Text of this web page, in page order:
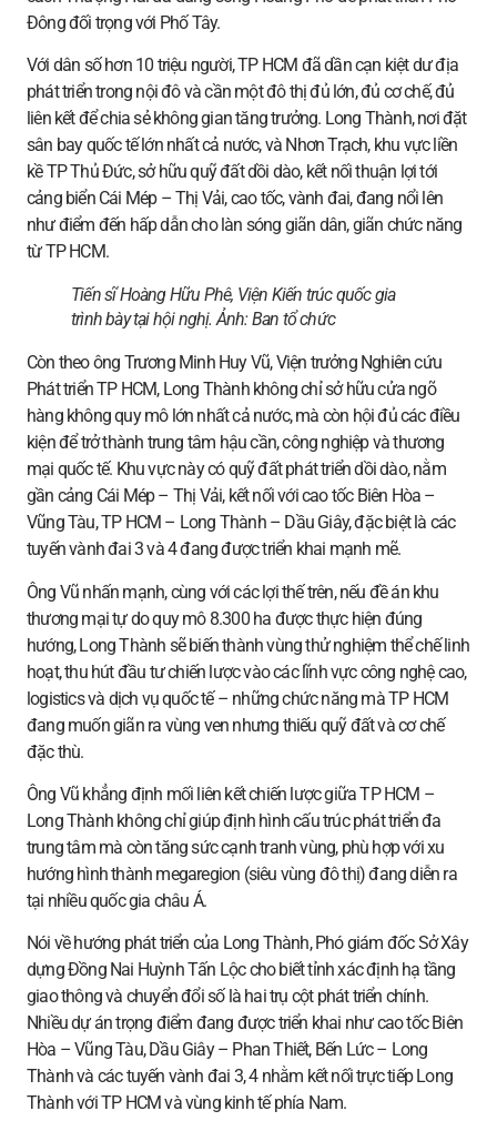
Đông đối trọng với Phố Tây.
Với dân số hơn 10 triệu người, TP HCM đã dần cạn kiệt dư địa
phát triển trong nội đô và cần một đô thị đủ lớn, đủ cơ chế, đủ
liên kết để chia sẻ không gian tăng trưởng. Long Thành, nơi đặt
sân bay quốc tế lớn nhất cả nước, và Nhơn Trạch, khu vực liền
kề TP Thủ Đức, sở hữu quỹ đất dồi dào, kết nối thuận lợi tới
cảng biển Cái Mép – Thị Vải, cao tốc, vành đai, đang nổi lên
như điểm đến hấp dẫn cho làn sóng giãn dân, giãn chức năng
từ TP HCM.
Tiến sĩ Hoàng Hữu Phê, Viện Kiến trúc quốc gia
trình bày tại hội nghị. Ảnh:Ban tổ chức
Còn theo ông Trương Minh Huy Vũ, Viện trưởng Nghiên cứu
Phát triển TP HCM, Long Thành không chỉ sở hữu cửa ngõ
hàng không quy mô lớn nhất cả nước, mà còn hội đủ các điều
kiện để trở thành trung tâm hậu cần, công nghiệp và thương
mại quốc tế. Khu vực này có quỹ đất phát triển dồi dào, nằm
gần cảng Cái Mép – Thị Vải, kết nối với cao tốc Biên Hòa –
Vũng Tàu, TP HCM – Long Thành – Dầu Giây, đặc biệt là các
tuyến vành đai 3 và 4 đang được triển khai mạnh mẽ.
Ông Vũ nhấn mạnh, cùng với các lợi thế trên, nếu đề án khu
thương mại tự do quy mô 8.300 ha được thực hiện đúng
hướng, Long Thành sẽ biến thành vùng thử nghiệm thể chế linh
hoạt, thu hút đầu tư chiến lược vào các lĩnh vực công nghệ cao,
logistics và dịch vụ quốc tế – những chức năng mà TP HCM
đang muốn giãn ra vùng ven nhưng thiếu quỹ đất và cơ chế
đặc thù.
Ông Vũ khẳng định mối liên kết chiến lược giữa TP HCM –
Long Thành không chỉ giúp định hình cấu trúc phát triển đa
trung tâm mà còn tăng sức cạnh tranh vùng, phù hợp với xu
hướng hình thành megaregion (siêu vùng đô thị) đang diễn ra
tại nhiều quốc gia châu Á.
Nói về hướng phát triển của Long Thành, Phó giám đốc Sở Xây
dựng Đồng Nai Huỳnh Tấn Lộc cho biết tỉnh xác định hạ tầng
giao thông và chuyển đổi số là hai trụ cột phát triển chính.
Nhiều dự án trọng điểm đang được triển khai như cao tốc Biên
Hòa – Vũng Tàu, Dầu Giây – Phan Thiết, Bến Lức – Long
Thành và các tuyến vành đai 3, 4 nhằm kết nối trực tiếp Long
Thành với TP HCM và vùng kinh tế phía Nam.